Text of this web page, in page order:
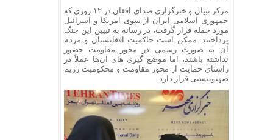
مرکز تبیان و خبرگزاری صدای افغان در ۱۲ روزی که
جمهوری اسلامی ایران از سوی آمریکا و اسرائیل
مورد حمله قرار گرفت، در رسانه به تبیین این جنگ
پرداختند. ممکن است حاکمیت افغانستان و مردم
آن به صورت رسمی در محور مقاومت حضور
نداشته باشند، اما موضع گیری های آن‌ها عملاً در
راستای حمایت از محور مقاومت و محکومیت رژیم
صهیونیستی قرار دارد.